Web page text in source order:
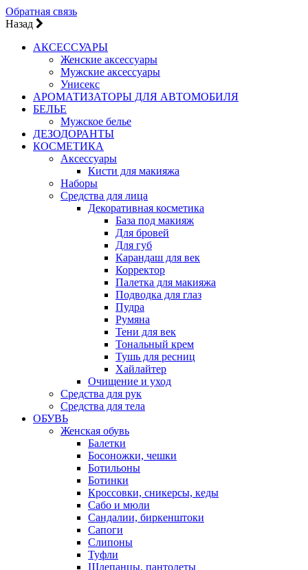
Обратная связь
Назад
АКСЕССУАРЫ
Женские аксессуары
Мужские аксессуары
Унисекс
АРОМАТИЗАТОРЫ ДЛЯ АВТОМОБИЛЯ
БЕЛЬЕ
Мужское белье
ДЕЗОДОРАНТЫ
КОСМЕТИКА
Аксессуары
Кисти для макияжа
Наборы
Средства для лица
Декоративная косметика
База под макияж
Для бровей
Для губ
Карандаш для век
Корректор
Палетка для макияжа
Подводка для глаз
Пудра
Румяна
Тени для век
Тональный крем
Тушь для ресниц
Хайлайтер
Очищение и уход
Средства для рук
Средства для тела
ОБУВЬ
Женская обувь
Балетки
Босоножки, чешки
Ботильоны
Ботинки
Кроссовки, сникерсы, кеды
Сабо и мюли
Сандалии, биркенштоки
Сапоги
Слипоны
Туфли
Шлепанцы, пантолеты